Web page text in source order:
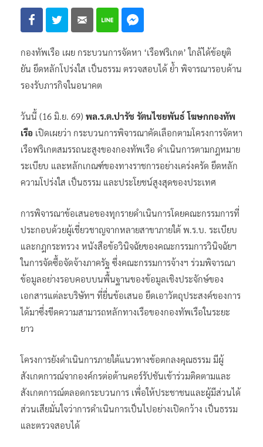
กองทัพเรือ เผย กระบวนการจัดหา ‘เรือฟริเกต’ ใกล้ได้ข้อยุติ
ยัน ยึดหลักโปร่งใส เป็นธรรม ตรวจสอบได้ ย้ำ พิจารณารอบด้าน
รองรับภารกิจในอนาคต
วันนี้ (16 มิ.ย. 69) พล.ร.ต.ปารัช รัตนไชยพันธ์ โฆษกกองทัพ
เรือ เปิดเผยว่า กระบวนการพิจารณาคัดเลือกตามโครงการจัดหา
เรือฟริเกตสมรรถนะสูงของกองทัพเรือ ดำเนินการตามกฎหมาย
ระเบียบ และหลักเกณฑ์ของทางราชการอย่างเคร่งครัด ยึดหลัก
ความโปร่งใส เป็นธรรม และประโยชน์สูงสุดของประเทศ
การพิจารณาข้อเสนอของทุกรายดำเนินการโดยคณะกรรมการที่
ประกอบด้วยผู้เชี่ยวชาญจากหลายสาขาภายใต้ พ.ร.บ. ระเบียบ
และกฎกระทรวง หนังสือข้อวินิจฉัยของคณะกรรมการวินิจฉัยฯ
ในการจัดซื้อจัดจ้างภาครัฐ ซึ่งคณะกรรมการจ้างฯ ร่วมพิจารณา
ข้อมูลอย่างรอบคอบบนพื้นฐานของข้อมูลเชิงประจักษ์ของ
เอกสารแต่ละบริษัทฯ ที่ยื่นข้อเสนอ ยึดเอาวัตถุประสงค์ของการ
ได้มาซึ่งขีดความสามารถหลักทางเรือของกองทัพเรือในระยะ
ยาว
โครงการยังดำเนินการภายใต้แนวทางข้อตกลงคุณธรรม มีผู้
สังเกตการณ์จากองค์กรต่อต้านคอร์รัปชันเข้าร่วมติดตามและ
สังเกตการณ์ตลอดกระบวนการ เพื่อให้ประชาชนและผู้มีส่วนได้
ส่วนเสียมั่นใจว่าการดำเนินการเป็นไปอย่างเปิดกว้าง เป็นธรรม
และตรวจสอบได้